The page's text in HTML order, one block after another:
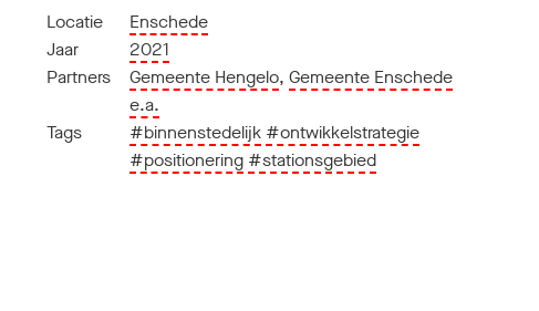
Locatie
Enschede
Jaar
2021
Partners
Gemeente Hengelo, Gemeente Enschede
e.a.
Tags
#binnenstedelijk #ontwikkelstrategie
#positionering #stationsgebied